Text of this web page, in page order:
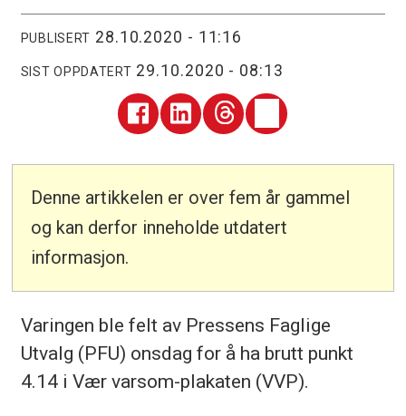
PUBLISERT 28.10.2020 - 11:16
SIST OPPDATERT 29.10.2020 - 08:13
Denne artikkelen er over fem år gammel
og kan derfor inneholde utdatert
informasjon.
Varingen ble felt av Pressens Faglige
Utvalg (PFU) onsdag for å ha brutt punkt
4.14 i Vær varsom-plakaten (VVP).